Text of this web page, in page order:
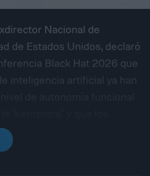
Nacional de
de Estados Unidos, declaró
Black Hat 2026 que
inteligencia artificial ya han
deben adoptar
tres leyes de la robótica